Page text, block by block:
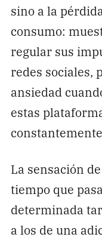
sino a la
consumo:
regular sus
redes sociales,
ansiedad
estas
La sensación
tiempo que
determinada
a los de una